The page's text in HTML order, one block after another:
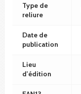
Type de
reliure
Date de
publication
Lieu
d'édition